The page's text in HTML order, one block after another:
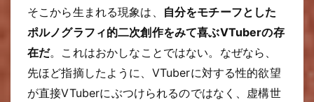
そこから生まれる現象は、
自分をモチーフとした
ポルノグラフィ的二次創作をみて喜ぶVTuberの存
在だ。これはおかしなことではない。なぜなら、
先ほど指摘したように、VTuberに対する性的欲望
が直接VTuberにぶつけられるのではなく、虚構世